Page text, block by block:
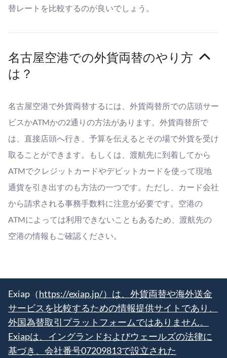
替レートを比較するのが良いでしょう。
名古屋空港での外貨両替のやり方
は？
名古屋空港で外貨両替するには、外貨両替所での店頭サー
ビスかATMかの2通りの方法があります。外貨両替所で
は、直接店頭へ行き、予算を伝えるとその場で外貨を受け
取ることができます。もしくは、渡航先に到着してから
ATMでクレジットカードやデビットカードを使って現地
通貨を引き出すのも方法の一つです。ただし、カード会社
から請求される事務手数料に注意が必要です。空港の
ATMによっては利用できないこともあるため、渡航先の
空港の情報もご確認ください。
Exiap（https://exiap.jp/）は、外貨両替や海外送金
サービスを比較するための情報提供サイトであり、
外国為替取引プラットフォームではありません。
Exiapは、イングランドおよびウェールズの法律に
基づき、会社番号07209813で設立された